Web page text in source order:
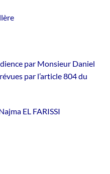
par Monsieur Daniel
par l’article 804 du
EL FARISSI